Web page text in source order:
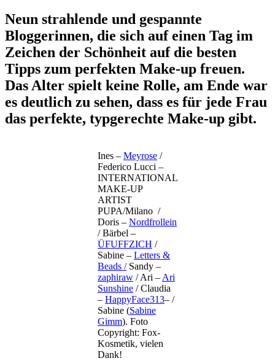
Neun strahlende und gespannte
Bloggerinnen, die sich auf einen Tag im
Zeichen der Schönheit auf die besten
Tipps zum perfekten Make-up freuen.
Das Alter spielt keine Rolle, am Ende war
es deutlich zu sehen, dass es für jede Frau
das perfekte, typgerechte Make-up gibt.
Ines – Meyrose /
Federico Lucci –
INTERNATIONAL
MAKE-UP
ARTIST
PUPA/Milano /
Doris – Nordfrollein
/ Bärbel –
ÜFUFFZICH /
Sabine – Letters &
Beads /Sandy –
zaphiraw / Ari – Ari
Sunshine / Claudia
– HappyFace313– /
Sabine (Sabine
Gimm). Foto
Copyright: Fox-
Kosmetik, vielen
Dank!